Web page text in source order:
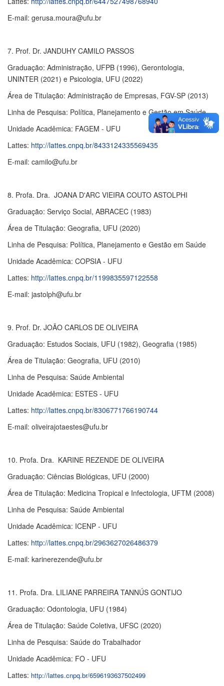
E-mail: gerusa.moura@ufu.br
7. Prof. Dr. JANDUHY CAMILO PASSOS
Graduação: Administração, UFPB (1996), Gerontologia,
UNINTER (2021) e Psicologia, UFU (2022)
Área de Titulação: Administração de Empresas, FGV-SP (2013)
Linha de Pesquisa: Política, Planejamento e Gestão em Saúde
Unidade Acadêmica: FAGEM - UFU
Lattes: http://lattes.cnpq.br/8433124335569435
E-mail: camilo@ufu.br
8. Profa. Dra. JOANA D'ARC VIEIRA COUTO ASTOLPHI
Graduação: Serviço Social, ABRACEC (1983)
Área de Titulação: Geografia, UFU (2020)
Linha de Pesquisa: Política, Planejamento e Gestão em Saúde
Unidade Acadêmica: COPSIA - UFU
Lattes: http://lattes.cnpq.br/1199835597122558
E-mail: jastolph@ufu.br
9. Prof. Dr. JOÃO CARLOS DE OLIVEIRA
Graduação: Estudos Sociais, UFU (1982), Geografia (1985)
Área de Titulação: Geografia, UFU (2010)
Linha de Pesquisa: Saúde Ambiental
Unidade Acadêmica: ESTES - UFU
Lattes: http://lattes.cnpq.br/8306771766190744
E-mail: oliveirajotaestes@ufu.br
10. Profa. Dra. KARINE REZENDE DE OLIVEIRA
Graduação: Ciências Biológicas, UFU (2000)
Área de Titulação: Medicina Tropical e Infectologia, UFTM (2008)
Linha de Pesquisa: Saúde Ambiental
Unidade Acadêmica: ICENP - UFU
Lattes: http://lattes.cnpq.br/2963627026486379
E-mail: karinerezende@ufu.br
11. Profa. Dra. LILIANE PARREIRA TANNÚS GONTIJO
Graduação: Odontologia, UFU (1984)
Área de Titulação: Saúde Coletiva, UFSC (2020)
Linha de Pesquisa: Saúde do Trabalhador
Unidade Acadêmica: FO - UFU
Lattes: http://lattes.cnpq.br/6596193637502499